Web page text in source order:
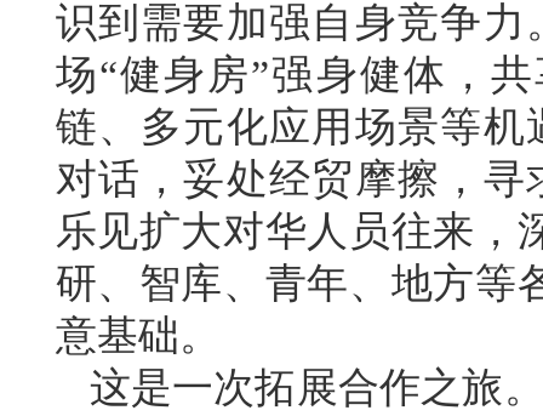
识到需要加强自身竞争
场“健身房”强身健体，
链、多元化应用场景等
对话，妥处经贸摩擦，
乐见扩大对华人员往来，
研、智库、青年、地方等
意基础。
这是一次拓展合作之旅